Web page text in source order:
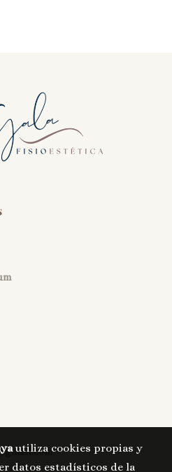
utiliza cookies propias y
datos estadísticos de la